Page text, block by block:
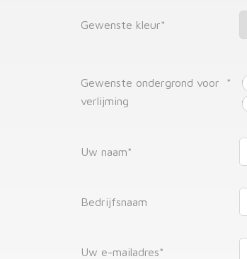
Gewenste kleur*
Gewenste ondergrond voor
verlijming
*
Uw naam*
Bedrijfsnaam
Uw e-mailadres*